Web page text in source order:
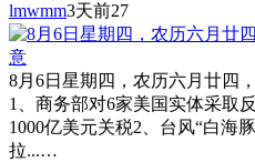
lmwmm3天前27
8月6日星期四，农历六月廿四
1、商务部对6家美国实体采取
1000亿美元关税2、台风“白海
拉...…